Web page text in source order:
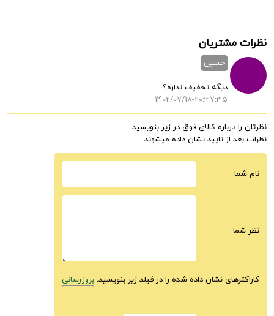
نظرات مشتریان
حسین
دیگه تخفیف نداره؟
1402/07/18-20:37:35
نظرتان را درباره کالای فوق در زیر بنویسید.
نظرات بعد از تایید نشان داده میشوند.
نام شما
نظر شما
کاراکترهای نشان داده شده را در فیلد زیر بنویسید. بروزرسانی